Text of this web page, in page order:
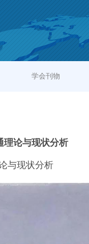
学会刊物
理论与现状分析
与现状分析